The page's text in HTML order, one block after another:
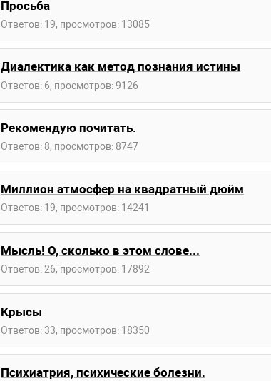
Просьба
Ответов: 19, просмотров: 13085
Диалектика как метод познания истины
Ответов: 6, просмотров: 9126
Рекомендую почитать.
Ответов: 8, просмотров: 8747
Миллион атмосфер на квадратный дюйм
Ответов: 19, просмотров: 14241
Мысль! О, сколько в этом слове...
Ответов: 26, просмотров: 17892
Крысы
Ответов: 33, просмотров: 18350
Психиатрия, психические болезни.